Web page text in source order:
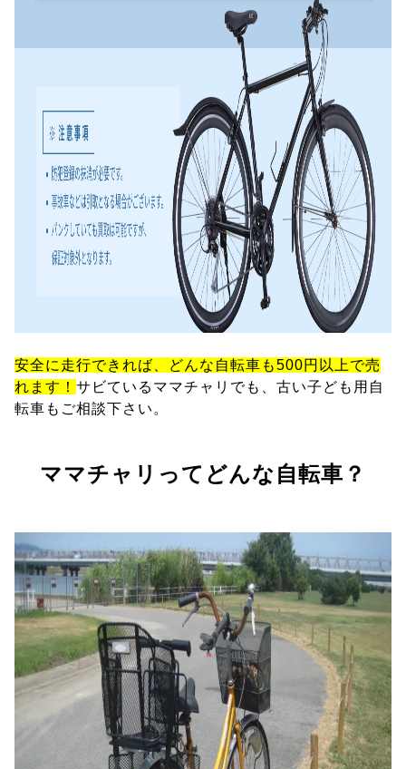
安全に走行できれば、どんな自転車も500円以上で売
れます！ サビているママチャリでも、古い子ども用自
転車もご相談下さい。
ママチャリってどんな自転車？